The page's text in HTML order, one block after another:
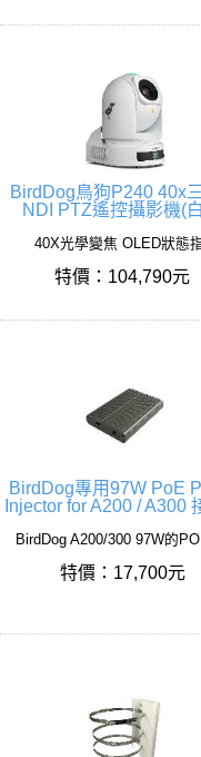
BirdDog鳥狗P240 40x
NDI PTZ遙控攝影機(
40X光學變焦 OLED狀態
特價：104,790元
BirdDog專用97W PoE
Injector for A200 / A300
BirdDog A200/300 97W的
特價：17,700元